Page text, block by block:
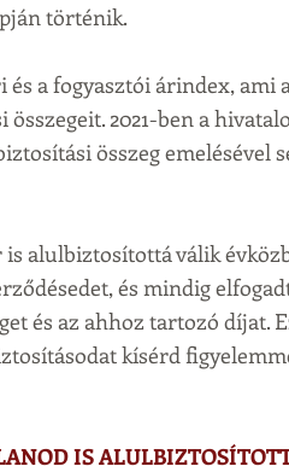
történik.
a fogyasztói árindex, ami
2021-ben a
összeg emelésével
alulbiztosítottá válik
és mindig
és az ahhoz tartozó díjat.
kísérd
IS